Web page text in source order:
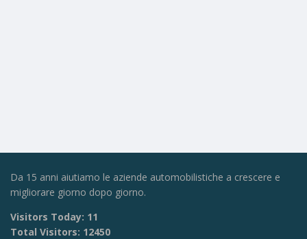
Da 15 anni aiutiamo le aziende automobilistiche a crescere e
migliorare giorno dopo giorno.
Visitors Today: 11
Total Visitors: 12450